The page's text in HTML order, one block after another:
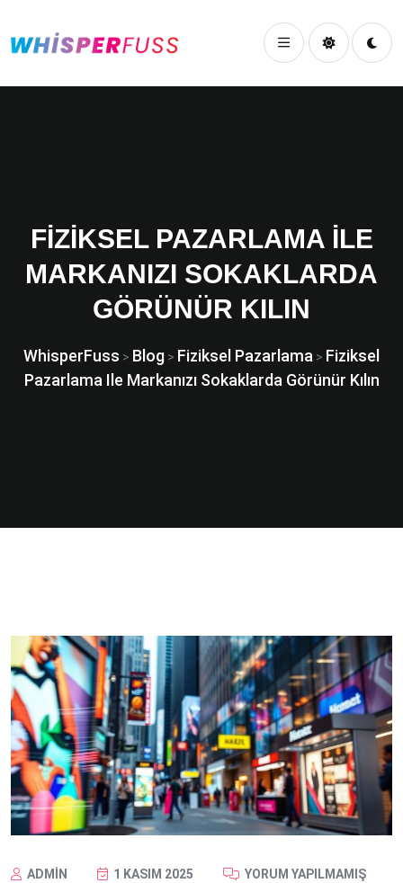
FIZIKSEL PAZARLAMA ILE
MARKANIZI SOKAKLARDA
GÖRÜNÜR KILIN
WhisperFuss > Blog > Fiziksel Pazarlama > Fiziksel
Pazarlama Ile Markanızı Sokaklarda Görünür Kılın
ADMIN 1 KASIM 2025 YORUM YAPILMAMIŞ